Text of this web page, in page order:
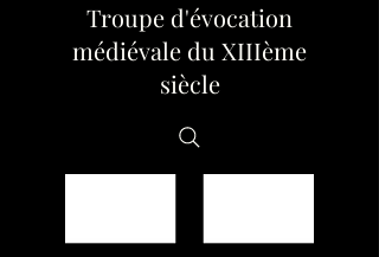
Troupe d'évocation
médiévale du XIIIème
siècle